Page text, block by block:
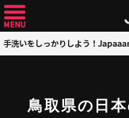
手洗いをしっかりしよう！
鳥取県の日